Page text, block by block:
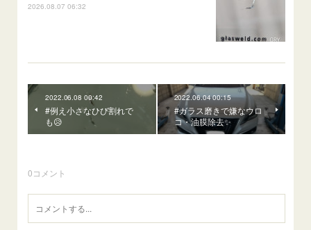
2026.08.07 06:32
2022.06.08 00:42
#例え小さなひび割れで
も😥
2022.06.04 00:15
#ガラス磨きで嫌なウロ
コ・油膜除去✨
0コメント